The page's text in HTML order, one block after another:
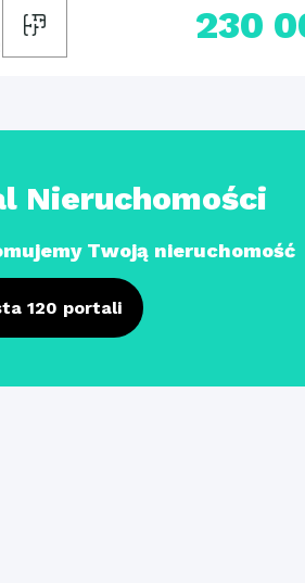
230
Nieruchomości
Twoją nieruchomość
120 portali